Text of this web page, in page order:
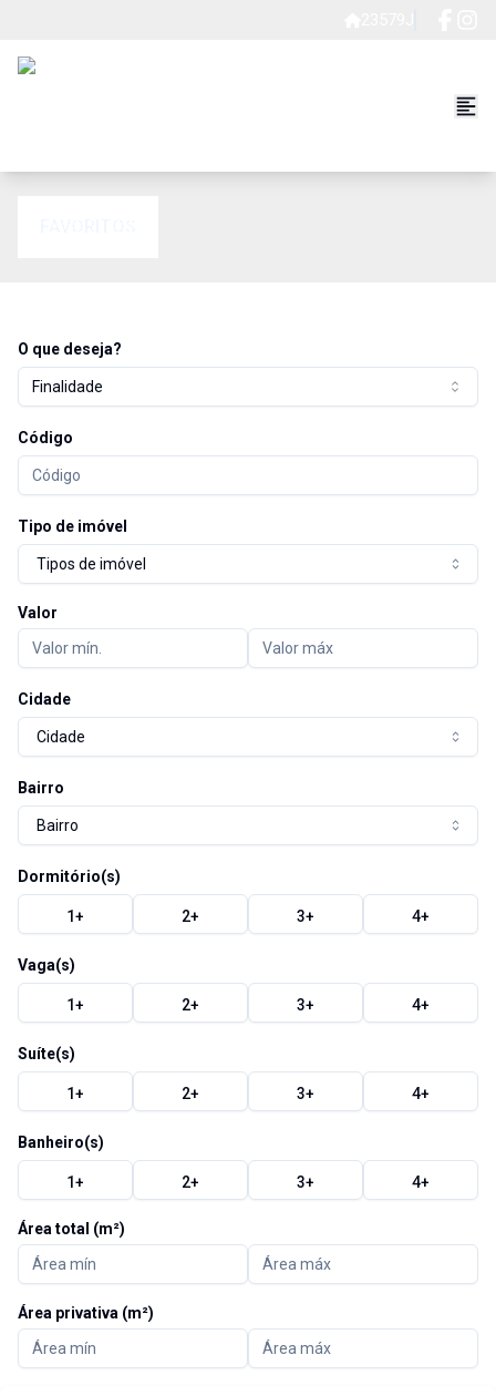
O que deseja?
Finalidade
Código
Tipo de imóvel
Tipos de imóvel
Valor
Cidade
Cidade
Bairro
Bairro
Dormitório(s)
1+ 2+ 3+ 4+
Vaga(s)
1+ 2+ 3+ 4+
Suíte(s)
1+ 2+ 3+ 4+
Banheiro(s)
1+ 2+ 3+ 4+
Área total (m²)
Área privativa (m²)